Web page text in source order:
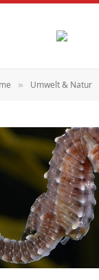
» Umwelt & Natur